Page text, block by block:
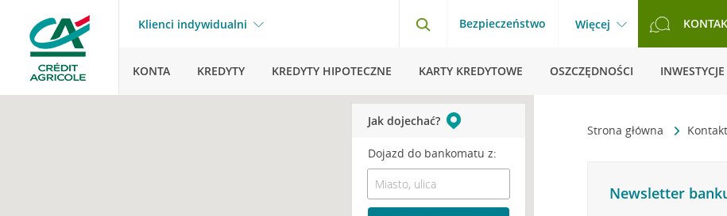
Klienci indywidualni Bezpieczeństwo Więcej
KONTA KREDYTY KREDYTY HIPOTECZNE KARTY KREDYTOWE OSZCZĘDNOŚCI INWESTYCJE
Strona główna
Newsletter
Jak dojechać?
Dojazd do bankomatu z: